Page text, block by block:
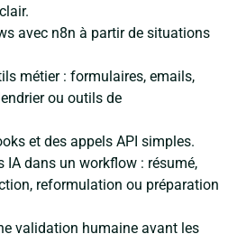
avec n8n à partir de situations
métier : formulaires, emails,
ou outils de
et des appels API simples.
IA dans un workflow : résumé,
reformulation ou préparation
validation humaine avant les